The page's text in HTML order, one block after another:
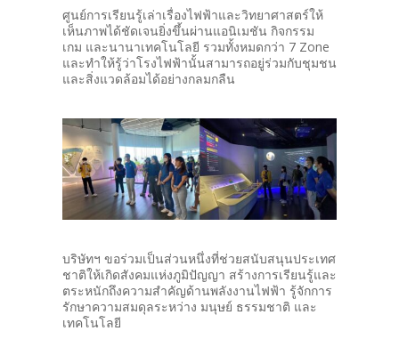
ศูนย์การเรียนรู้เล่าเรื่องไฟฟ้าและวิทยาศาสตร์ให้
เห็นภาพได้ชัดเจนยิ่งขึ้นผ่านแอนิเมชัน กิจกรรม
เกม และนานาเทคโนโลยี รวมทั้งหมดกว่า 7 Zone
และทำให้รู้ว่าโรงไฟฟ้านั้นสามารถอยู่ร่วมกับชุมชน
และสิ่งแวดล้อมได้อย่างกลมกลืน
บริษัทฯ ขอร่วมเป็นส่วนหนึ่งที่ช่วยสนับสนุนประเทศ
ชาติให้เกิดสังคมแห่งภูมิปัญญา สร้างการเรียนรู้และ
ตระหนักถึงความสำคัญด้านพลังงานไฟฟ้า รู้จักการ
รักษาความสมดุลระหว่าง มนุษย์ ธรรมชาติ และ
เทคโนโลยี